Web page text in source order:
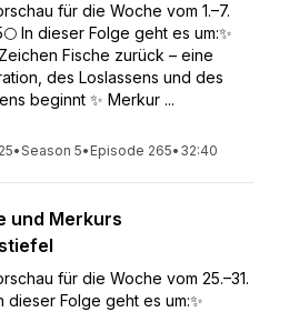
für die Woche vom 1.–7.
In dieser Folge geht es um:✨
Fische zurück – eine
des Loslassens und des
beginnt ✨ Merkur ...
•Season 5• Episode 265• 32:40
und Merkurs
für die Woche vom 25.–31.
dieser Folge geht es um:✨